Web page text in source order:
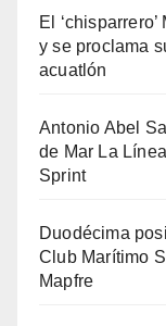
El
y se proclama
acuatlón
Antonio Abel
de Mar La
Sprint
Duodécima
Club Marítimo
Mapfre